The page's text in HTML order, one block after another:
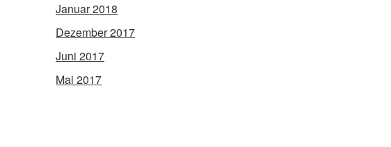
Januar 2018
Dezember 2017
Juni 2017
Mai 2017